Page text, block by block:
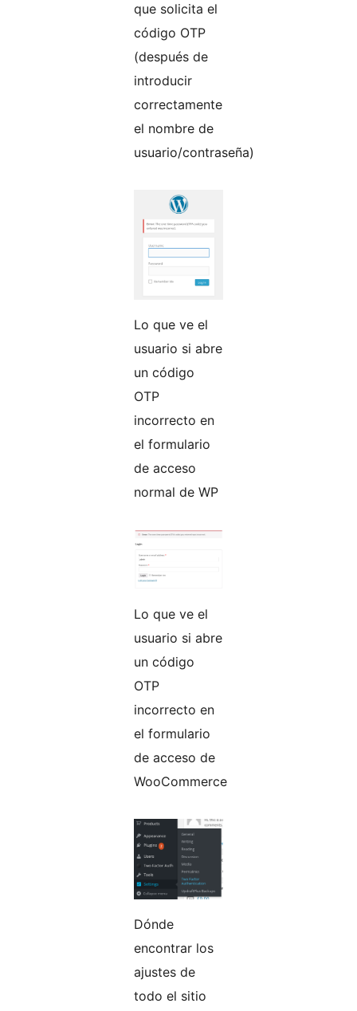
que solicita el
código OTP
(después de
introducir
correctamente
el nombre de
usuario/contraseña)
Lo que ve el
usuario si abre
un código
OTP
incorrecto en
el formulario
de acceso
normal de WP
Lo que ve el
usuario si abre
un código
OTP
incorrecto en
el formulario
de acceso de
WooCommerce
Dónde
encontrar los
ajustes de
todo el sitio